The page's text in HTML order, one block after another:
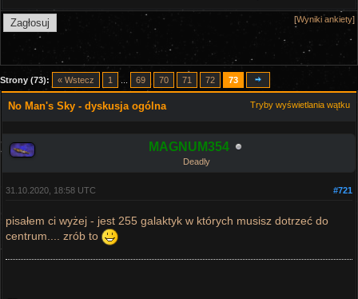
[Wyniki ankiety]
Strony (73): « Wstecz 1 69 70 71 72 73
Tryby wyświetlania wątku
No Man's Sky - dyskusja ogólna
MAGNUM354
Deadly
#721
31.10.2020, 18:58 UTC
pisałem ci wyżej - jest 255 galaktyk w których musisz dotrzeć do
centrum.... zrób to